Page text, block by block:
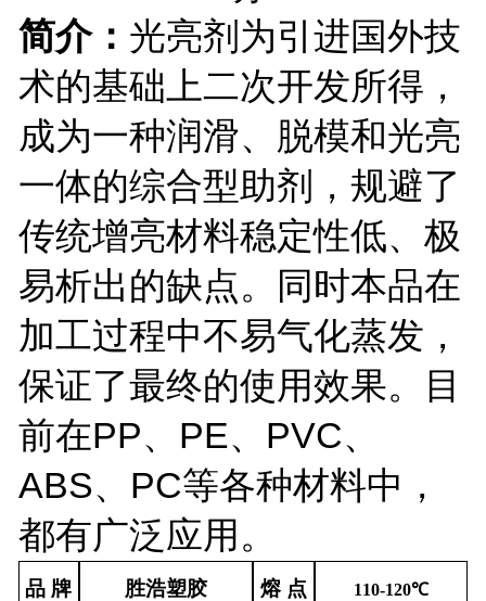
简介： 光亮剂为引进国外技
术的基础上二次开发所得，
成为一种润滑、脱模和光亮
一体的综合型助剂，规避了
传统增亮材料稳定性低、极
易析出的缺点。同时本品在
加工过程中不易气化蒸发，
保证了最终的使用效果。目
前在PP、 PE、 PVC、
ABS、 PC等各种材料中，
都有广泛应用。
品 牌 胜浩塑胶 熔 点 110-120℃